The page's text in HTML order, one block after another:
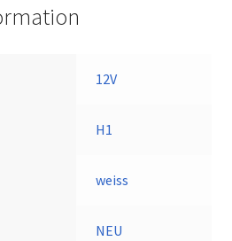
12V
H1
weiss
NEU